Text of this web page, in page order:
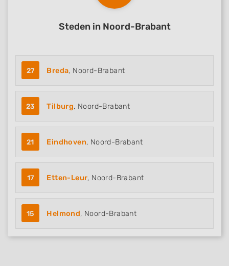
Steden in Noord-Brabant
27 Breda, Noord-Brabant
23 Tilburg, Noord-Brabant
21 Eindhoven, Noord-Brabant
17 Etten-Leur, Noord-Brabant
15 Helmond, Noord-Brabant